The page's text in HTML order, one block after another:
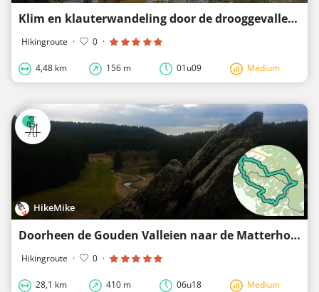
Klim en klauterwandeling door de drooggevallen rivier Le Rieussec
Hikingroute · 0 ·
4,48 km 156 m 01u09 Medium
HikeMike
Doorheen de Gouden Valleien naar de Matterhorn van de Eifel
Hikingroute · 0 ·
28,1 km 410 m 06u18 Medium